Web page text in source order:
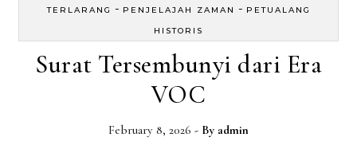
TERLARANG
- PENJELAJAH ZAMAN - PETUALANG
HISTORIS
Surat Tersembunyi dari Era
VOC
February 8, 2026 - By admin